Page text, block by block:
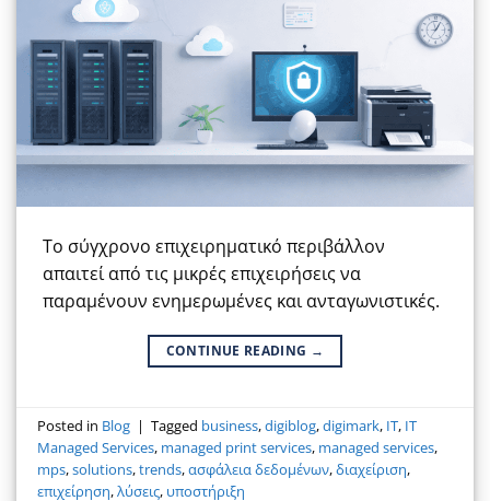
Το σύγχρονο επιχειρηματικό περιβάλλον
απαιτεί από τις μικρές επιχειρήσεις να
παραμένουν ενημερωμένες και ανταγωνιστικές.
CONTINUE READING →
Posted in Blog | Tagged business,digiblog,digimark, IT, IT
Managed Services, managed print services, managed services,
mps,solutions,trends,ασφάλεια δεδομένων,διαχείριση,
επιχείρηση,λύσεις, υποστήριξη